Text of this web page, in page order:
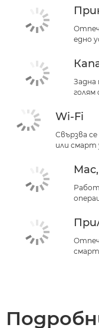
едно
Задна
голям
Wi-Fi
Свързва
или